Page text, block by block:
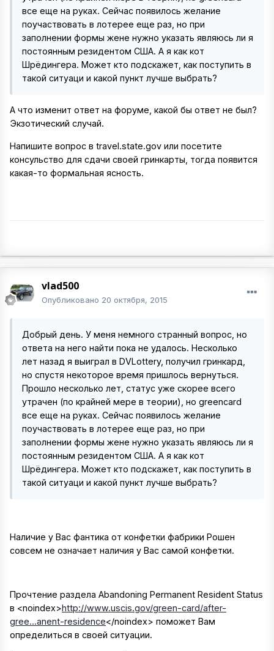
все еще на руках. Сейчас появилось желание
поучаствовать в лотерее еще раз, но при
заполнении формы жене нужно указать являюсь ли я
постоянным резидентом США. А я как кот
Шрёдингера. Может кто подскажет, как поступить в
такой ситуаци и какой пункт лучше выбрать?
А что изменит ответ на форуме, какой бы ответ не был?
Экзотический случай.
Напишите вопрос в travel.state.gov или посетите
консульство для сдачи своей гринкарты, тогда появится
какая-то формальная ясность.
vlad500
Опубликовано 20 октября, 2015
Добрый день. У меня немного странный вопрос, но
ответа на него найти пока не удалось. Несколько
лет назад я выиграл в DVLottery, получил гринкард,
но спустя некоторое время пришлось вернуться.
Прошло несколько лет, статус уже скорее всего
утрачен (по крайней мере в теории), но greencard
все еще на руках. Сейчас появилось желание
поучаствовать в лотерее еще раз, но при
заполнении формы жене нужно указать являюсь ли я
постоянным резидентом США. А я как кот
Шрёдингера. Может кто подскажет, как поступить в
такой ситуаци и какой пункт лучше выбрать?
Наличие у Вас фантика от конфетки фабрики Рошен
совсем не означает наличия у Вас самой конфетки.
Прочтение раздела Abandoning Permanent Resident Status
в <noindex>http://www.uscis.gov/green-card/after-
gree...anent-residence</noindex> поможет Вам
определиться в своей ситуации.